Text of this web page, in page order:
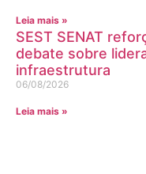
Leia mais »
SEST SENAT
debate sobre
infraestrutura
06/08/2026
Leia mais »